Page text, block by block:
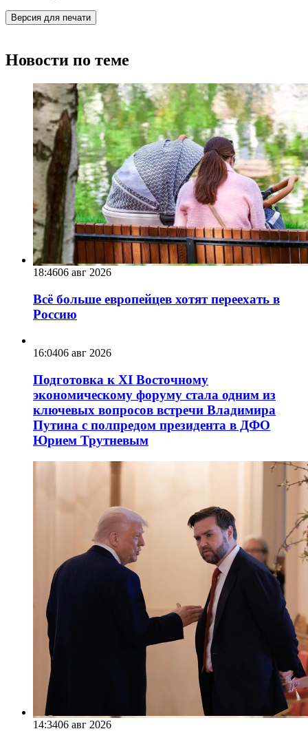
Версия для печати
Новости по теме
18:4606 авг 2026
Всё больше европейцев хотят переехать в
Россию
16:0406 авг 2026
Подготовка к XI Восточному
экономическому форуму стала одним из
ключевых вопросов встречи Владимира
Путина с полпредом президента в ДФО
Юрием Трутневым
14:3406 авг 2026